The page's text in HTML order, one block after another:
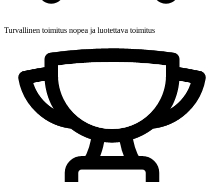
Turvallinen toimitus nopea ja luotettava toimitus